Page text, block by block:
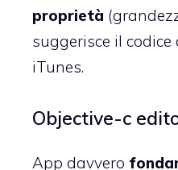
proprietà
suggerisce il
iTunes.
Objective-c
App davvero